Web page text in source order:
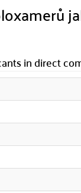
in direct